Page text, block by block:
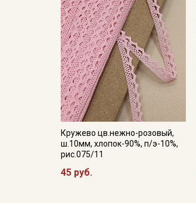
Кружево цв.нежно-розовый,
ш.10мм, хлопок-90%, п/э-10%,
рис.075/11
45 руб.